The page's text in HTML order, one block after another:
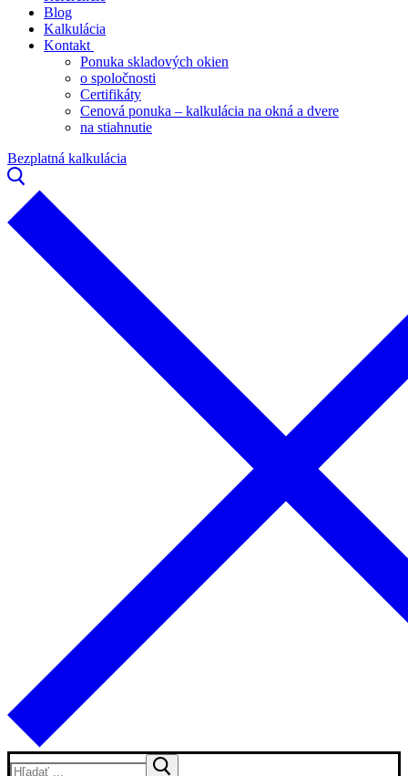
Blog
Kalkulácia
Kontakt
Ponuka skladových okien
o spoločnosti
Certifikáty
Cenová ponuka – kalkulácia na okná a dvere
na stiahnutie
Bezplatná kalkulácia
Hľadať: